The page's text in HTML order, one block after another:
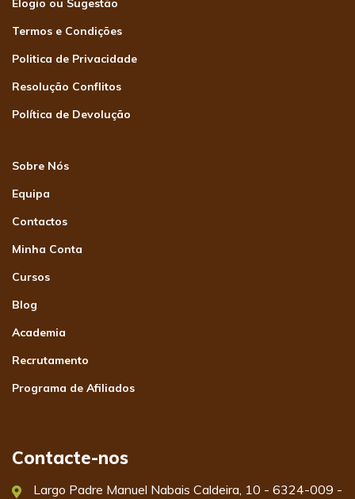
Elogio ou Sugestão
Termos e Condições
Politica de Privacidade
Resolução Conflitos
Política de Devolução
Sobre Nós
Equipa
Contactos
Minha Conta
Cursos
Blog
Academia
Recrutamento
Programa de Afiliados
Contacte-nos
Largo Padre Manuel Nabais Caldeira, 10 - 6324-009 -